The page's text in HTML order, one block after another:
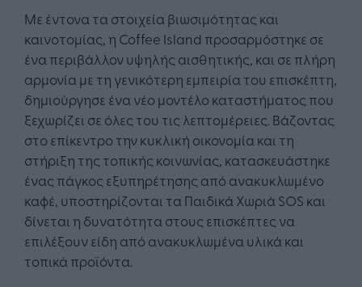
Με έντονα τα στοιχεία βιωσιμότητας και
καινοτομίας, η Coffee Island προσαρμόστηκε σε
ένα περιβάλλον υψηλής αισθητικής, και σε πλήρη
αρμονία με τη γενικότερη εμπειρία του επισκέπτη,
δημιούργησε ένα νέο μοντέλο καταστήματος που
ξεχωρίζει σε όλες του τις λεπτομέρειες. Βάζοντας
στο επίκεντρο την κυκλική οικονομία και τη
στήριξη της τοπικής κοινωνίας, κατασκευάστηκε
ένας πάγκος εξυπηρέτησης από ανακυκλωμένο
καφέ, υποστηρίζονται τα Παιδικά Χωριά SOS και
δίνεται η δυνατότητα στους επισκέπτες να
επιλέξουν είδη από ανακυκλωμένα υλικά και
τοπικά προϊόντα.